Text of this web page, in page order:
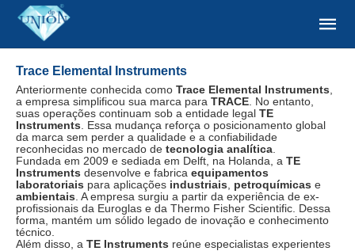
Trace Elemental Instruments
Anteriormente conhecida como Trace Elemental Instruments
a empresa simplificou sua marca para TRACE . No entanto,
suas operações continuam sob a entidade legal TE
Instruments . Essa mudança reforça o posicionamento global
da marca sem perder a qualidade e a confiabilidade
reconhecidas no mercado de tecnologia analítica
Fundada em 2009 e sediada em Delft, na Holanda, a TE
Instruments desenvolve e fabrica equipamentos
laboratoriais para aplicações industriais petroquímicas e
ambientais . A empresa surgiu a partir da experiência de ex-
profissionais da Euroglas e da Thermo Fisher Scientific. Dessa
forma, mantém um sólido legado de inovação e conhecimento
técnico.
Além disso, a TE Instruments reúne especialistas experientes